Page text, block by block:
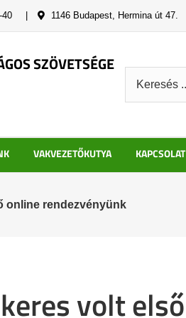
40 1146 Budapest, Hermina út 47.
SZÖVETSÉGE
VAKVEZETŐKUTYA KAPCSOLAT
online rendezvényünk
volt